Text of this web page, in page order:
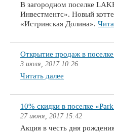
В загородном поселке
Инвестментс». Новый
«Истринская Долина».
Открытие продаж в
3 июля, 2017 10:26
Читать далее
10% скидки в поселке
27 июня, 2017 15:42
Акция в честь дня